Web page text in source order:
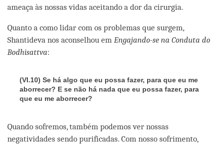
ameaça às nossas vidas aceitando a dor da cirurgia.
Quanto a como lidar com os problemas que surgem,
Shantideva nos aconselhou em Engajando-se na Conduta do
Bodhisattva:
(VI.10) Se há algo que eu possa fazer, para que eu me
aborrecer? E se não há nada que eu possa fazer, para
que eu me aborrecer?
Quando sofremos, também podemos ver nossas
negatividades sendo purificadas. Com nosso sofrimento,